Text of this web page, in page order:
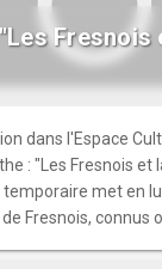
Fresnois
dans l'Espace
: "Les Fresnois et
met en
Fresnois, connus